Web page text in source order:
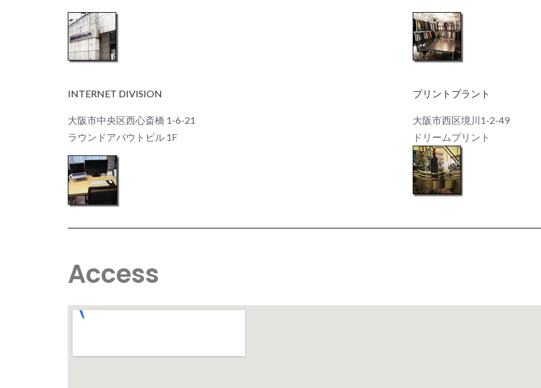
INTERNET DIVISION
大阪市中央区西心斎橋 1-6-21
ラウンドアバウトビル 1F
プリントプラント
大阪市西区境川1-2-49
ドリームプリント
Access